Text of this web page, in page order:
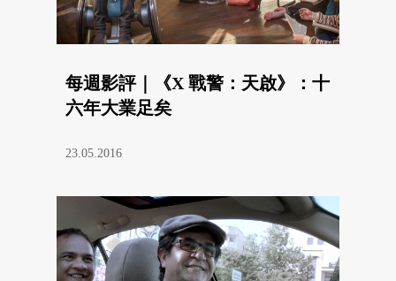
每週影評｜《X 戰警：天啟》：十
六年大業足矣
23.05.2016